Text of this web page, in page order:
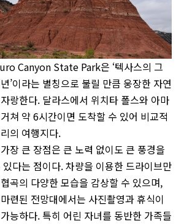
Canyon State Park은 ‘텍사스의 그
’이라는 별칭으로 불릴 만큼 웅장한 자연
랑한다. 달라스에서 위치타 폴스와 아마
쳐 약 6시간이면 도착할 수 있어 비교적
의 여행지다.
장 큰 장점은 큰 노력 없이도 큰 풍경을
있다는 점이다. 차량을 이용한 드라이브만
곡의 다양한 모습을 감상할 수 있으며,
련된 전망대에서는 사진촬영과 휴식이
능하다. 특히 어린 자녀를 동반한 가족들